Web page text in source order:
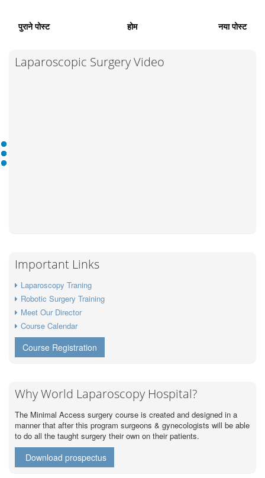
पुराने पोस्ट होम नया पोस्ट
Laparoscopic Surgery Video
Important Links
Laparoscopy Traning
Robotic Surgery Training
Meet Our Director
Course Calendar
Course Registration
Why World Laparoscopy Hospital?
The Minimal Access surgery course is created and designed in a
manner that after this program surgeons & gynecologists will be able
to do all the taught surgery their own on their patients.
Download prospectus